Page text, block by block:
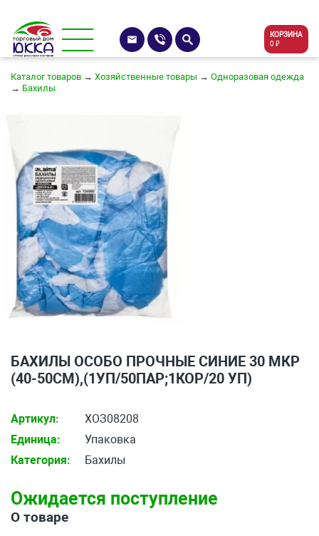
КОРЗИНА
0 ₽
Каталог товаров → Хозяйственные товары → Одноразовая одежда
→ Бахилы
БАХИЛЫ ОСОБО ПРОЧНЫЕ СИНИЕ 30 МКР
(40-50СМ),(1УП/50ПАР;1КОР/20 УП)
Артикул:
ХОЗ08208
Единица:
Упаковка
Категория:
Бахилы
Ожидается поступление
О товаре